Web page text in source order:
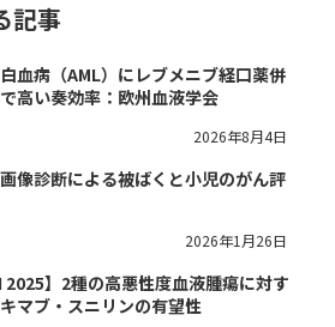
記事
血病（AML）にレブメニブ経口薬併
高い奏効率：欧州血液学会
2026年8月4日
像診断による被ばくと小児のがん評
2026年1月26日
2025】2種の高悪性度血液腫瘍に対す
マブ・スニリンの有望性